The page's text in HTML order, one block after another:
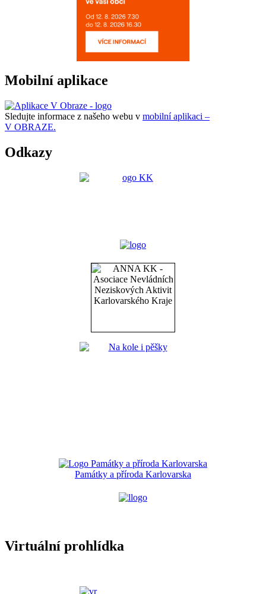
Mobilní aplikace
Sledujte informace z našeho webu v mobilní aplikaci –
V OBRAZE.
Odkazy
Památky a příroda Karlovarska
Virtuální prohlídka